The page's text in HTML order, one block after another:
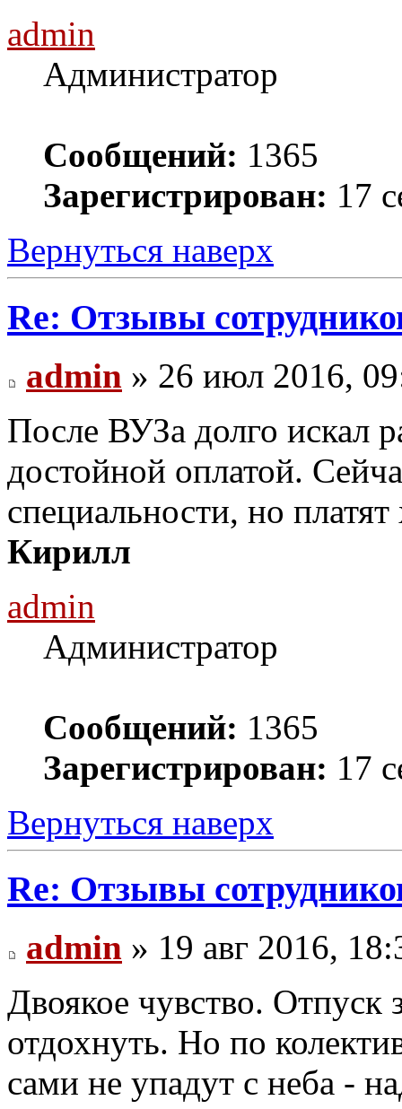
admin
Администратор
Сообщений: 1365
Зарегистрирован: 17
Вернуться наверх
Re: Отзывы
admin » 26 июл 2016,
После ВУЗа долго искал
достойной оплатой.
специальности, но
Кирилл
admin
Администратор
Сообщений: 1365
Зарегистрирован: 17
Вернуться наверх
Re: Отзывы
admin » 19 авг 2016,
Двоякое чувство. Отпуск
отдохнуть. Но по
сами не упадут с неба -